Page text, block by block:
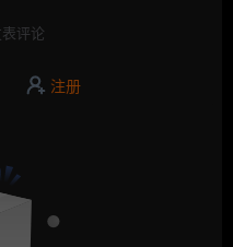
评论
注册